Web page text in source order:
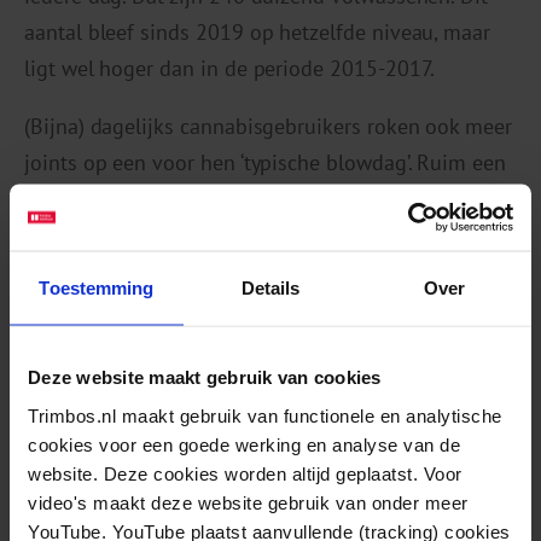
Toestemming Details Over
Deze website maakt gebruik van cookies
Trimbos.nl maakt gebruik van functionele en analytische
cookies voor een goede werking en analyse van de
website. Deze cookies worden altijd geplaatst. Voor
video's maakt deze website gebruik van onder meer
YouTube. YouTube plaatst aanvullende (tracking) cookies
aantal bleef sinds 2019 op hetzelfde niveau, maar
ligt wel hoger dan in de periode 2015-2017.
(Bijna) dagelijks cannabisgebruikers roken ook meer
joints op een voor hen ‘typische blowdag’. Ruim een
op de drie (37,1 procent) rookte drie of meer joints
per dag, vergeleken met 5,7 procent van de niet-
Klik hier voor de laatste cannabiscijfers.
Invloed van de
coronapandemie op
drugsgebruik